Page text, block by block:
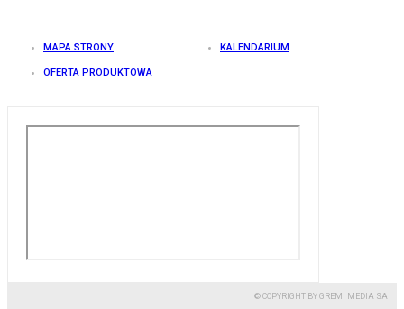
MAPA STRONY KALENDARIUM
OFERTA PRODUKTOWA
© COPYRIGHT BY GREMI MEDIA SA